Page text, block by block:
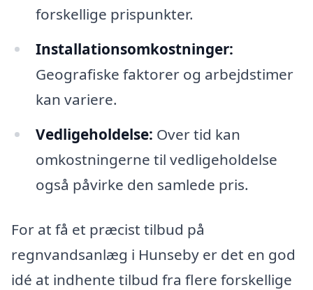
forskellige prispunkter.
Installationsomkostninger:
Geografiske faktorer og arbejdstimer
kan variere.
Vedligeholdelse: Over tid kan
omkostningerne til vedligeholdelse
også påvirke den samlede pris.
For at få et præcist tilbud på
regnvandsanlæg i Hunseby er det en god
idé at indhente tilbud fra flere forskellige